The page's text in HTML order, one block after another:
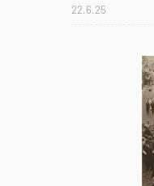
22.6.25